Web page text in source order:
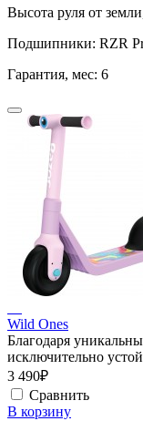
Высота руля от
Подшипники: RZR
Гарантия, мес: 6
Wild Ones
Благодаря
исключительно
3 490₽
Сравнить
В корзину